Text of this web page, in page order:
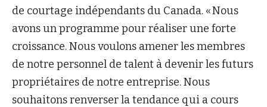
de courtage indépendants du Canada. « Nous
avons un programme pour réaliser une forte
croissance. Nous voulons amener les membres
de notre personnel de talent à devenir les futurs
propriétaires de notre entreprise. Nous
souhaitons renverser la tendance qui a cours